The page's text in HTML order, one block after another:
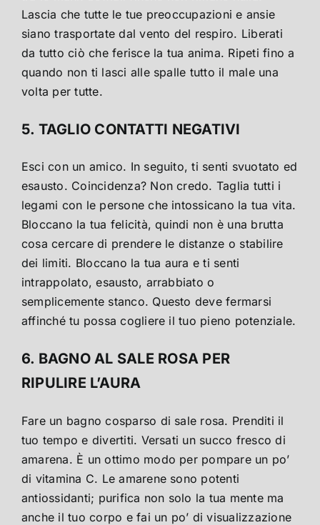
Lascia che tutte le tue preoccupazioni e ansie
siano trasportate dal vento del respiro. Liberati
da tutto ciò che ferisce la tua anima. Ripeti fino a
quando non ti lasci alle spalle tutto il male una
volta per tutte.
5. TAGLIO CONTATTI NEGATIVI
Esci con un amico. In seguito, ti senti svuotato ed
esausto. Coincidenza? Non credo. Taglia tutti i
legami con le persone che intossicano la tua vita.
Bloccano la tua felicità, quindi non è una brutta
cosa cercare di prendere le distanze o stabilire
dei limiti. Bloccano la tua aura e ti senti
intrappolato, esausto, arrabbiato o
semplicemente stanco. Questo deve fermarsi
affinché tu possa cogliere il tuo pieno potenziale.
6. BAGNO AL SALE ROSA PER
RIPULIRE L’AURA
Fare un bagno cosparso di sale rosa. Prenditi il ​​
tuo tempo e divertiti. Versati un succo fresco di
amarena. È un ottimo modo per pompare un po’
di vitamina C. Le amarene sono potenti
antiossidanti; purifica non solo la tua mente ma
anche il tuo corpo e fai un po’ di visualizzazione